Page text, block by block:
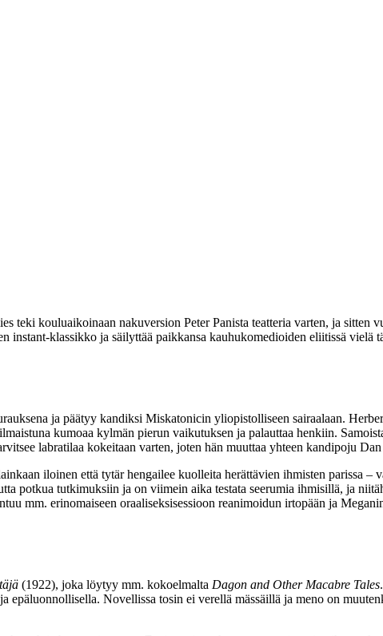
teki kouluaikoinaan nakuversion Peter Panista teatteria varten, ja sitten
instant-klassikko ja säilyttää paikkansa kauhukomedioiden eliitissä vielä
ja päätyy kandiksi Miskatonicin yliopistolliseen sairaalaan.
kumoaa kylmän pierun vaikutuksen ja palauttaa henkiin.
labratilaa kokeitaan varten, joten hän muuttaa yhteen kandipoju
iloinen että tytär hengailee kuolleita herättävien ihmisten parissa –
potkua tutkimuksiin ja on viimein aika testata seerumia ihmisillä, ja
mm. erinomaiseen oraaliseksisessioon reanimoidun irtopään ja
(1922), joka löytyy mm. kokoelmalta Dagon and Other Macabre Tales
Novellissa tosin ei verellä mässäillä ja meno on